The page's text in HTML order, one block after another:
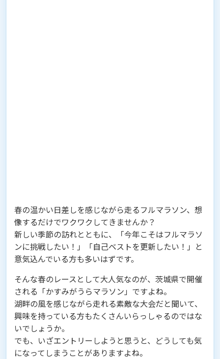
春の温かい日差しを感じながら走るフルマラソン、想
像するだけでワクワクしてきませんか？
新しい季節の訪れとともに、「今年こそはフルマラソ
ンに挑戦したい！」「自己ベストを更新したい！」と
意気込んでいる方も多いはずです。
そんな春のレースとして大人気なのが、茨城県で開催
される「かすみがうらマラソン」ですよね。
湖畔の風を感じながら走れる素敵な大会だと聞いて、
興味を持っている方もたくさんいらっしゃるのではな
いでしょうか。
でも、いざエントリーしようと思うと、どうしても気
になってしまうことがありますよね。